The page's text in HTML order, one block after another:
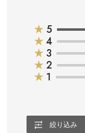
★ 5
★ 4
★ 3
★ 2
★ 1
絞り込み